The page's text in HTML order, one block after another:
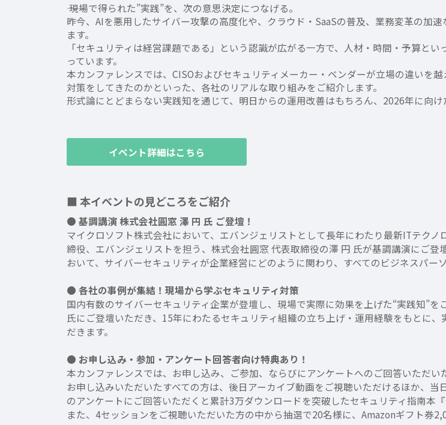
―― 現場で得られた”実践”を、次の意思決定につなげる。
昨今、AIを悪用したサイバー攻撃の高度化や、クラウド・SaaSの普及、業務変革の加
ます。
「セキュリティは経営課題である」という認識が広がる一方で、人材・時間・予算と
っています。
本カンファレンスでは、CISOおよびセキュリティメーカー・ベンダーが立場の違いを
対策をしてきたのかといった、各社のリアルな取り組みをご紹介します。
形式論にとどまらない実践知を通じて、明日からの運用改善はもちろん、2026年に向
イベント詳細はこちら
■ 本イベントの見どころをご紹介
● 基調講演 株式会社圓窓 澤 円 氏 ご登壇！
マイクロソフト株式会社において、エバンジェリストとして長年にわたり最新ITテク
締役、エバンジェリストを担う、株式会社圓窓 代表取締役の澤 円 氏が基調講演にご
おいて、サイバーセキュリティが企業経営にどのように関わり、すべてのビジネスパー
● 各社の事例が集結！現場から学ぶセキュリティ対策
国内有数のサイバーセキュリティ企業が登壇し、現場で実際に効果を上げた“実践知”
氏にご登壇いただき、15年にわたるセキュリティ組織の立ち上げ・運用経験をもとに
だきます。
● お申し込み・参加・アンケート回答者向け特典あり！
本カンファレンスでは、お申し込み、ご参加、ならびにアンケートへのご回答いただい
お申し込みいただいたすべての方は、後日アーカイブ動画をご視聴いただけるほか、
のアンケートにご回答いただくと累計3万ダウンロードを突破したセキュリティ指南本
また、4セッションをご視聴いただいた方の中から抽選で20名様に、Amazonギフト券